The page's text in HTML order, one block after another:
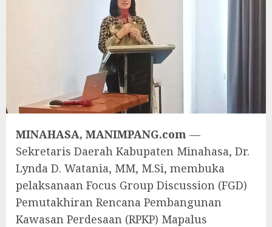
MINAHASA, MANIMPANG.com —
Sekretaris Daerah Kabupaten Minahasa, Dr.
Lynda D. Watania, MM, M.Si, membuka
pelaksanaan Focus Group Discussion (FGD)
Pemutakhiran Rencana Pembangunan
Kawasan Perdesaan (RPKP) Mapalus